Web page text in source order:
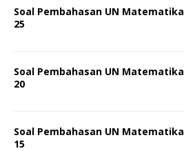
Soal Pembahasan UN Matematika
25
Soal Pembahasan UN Matematika
20
Soal Pembahasan UN Matematika
15